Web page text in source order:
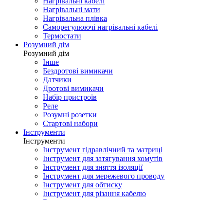
Нагрівальні мати
Нагрівальна плівка
Саморегулюючі нагрівальні кабелі
Термостати
Розумний дім
Розумний дім
Інше
Бездротові вимикачи
Датчики
Дротові вимикачи
Набір пристроїв
Реле
Розумні розетки
Стартові набори
Інструменти
Інструменти
Інструмент гідравлічний та матриці
Інструмент для затягування хомутів
Інструмент для зняття ізоляції
Інструмент для мережевого проводу
Інструмент для обтиску
Інструмент для різання кабелю